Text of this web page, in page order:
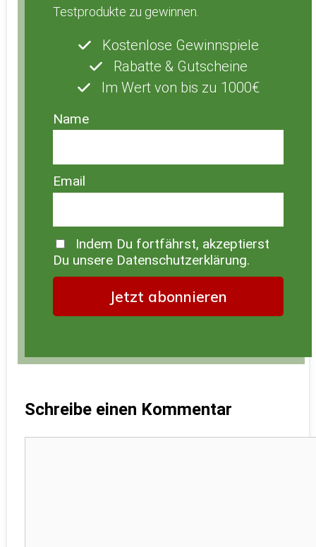
Testprodukte zu gewinnen.
Kostenlose Gewinnspiele
Rabatte & Gutscheine
Im Wert von bis zu 1000€
Name
Email
Indem Du fortfährst, akzeptierst
Du unsere Datenschutzerklärung.
Schreibe einen Kommentar